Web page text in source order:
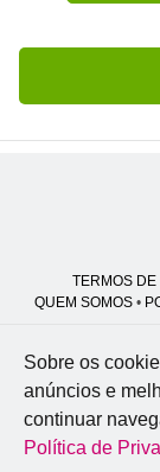
TERMOS DE
QUEM SOMOS •
Professor José
Sobre os
anúncios e
continuar
Política de